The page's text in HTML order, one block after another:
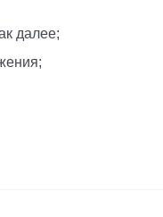
далее;